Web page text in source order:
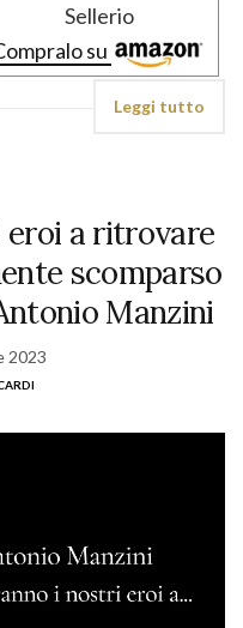
Sellerio
su
Leggi tutto
eroi a ritrovare
scomparso
Manzini
2023